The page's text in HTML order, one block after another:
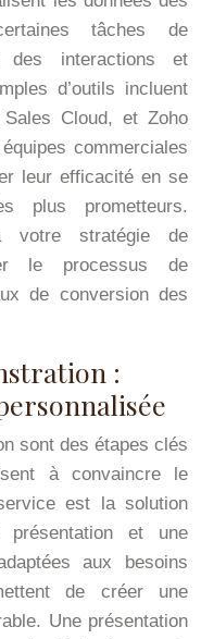
tâches de
des interactions et
d’outils incluent
Sales Cloud, et Zoho
commerciales
leur efficacité en se
plus prometteurs.
votre stratégie de
le processus de
de conversion des
:
sont des étapes clés
à convaincre le
est la solution
et une
aux besoins
de créer une
Une présentation